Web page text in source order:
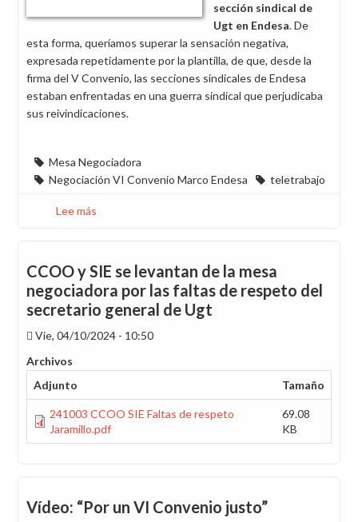
sección sindical de
Ugt en Endesa. De
esta forma, queríamos superar la sensación negativa,
expresada repetidamente por la plantilla, de que, desde la
firma del V Convenio, las secciones sindicales de Endesa
estaban enfrentadas en una guerra sindical que perjudicaba
sus reivindicaciones.
Mesa Negociadora
Negociación VI Convenio Marco Endesa
teletrabajo
Lee más
a
la
sección
sindical
de
CCOO y SIE se levantan de la mesa
negociadora por las faltas de respeto del
secretario general de Ugt
Vie, 04/10/2024 - 10:50
Archivos
Adjunto
Tamaño
241003 CCOO SIE Faltas de respeto
Jaramillo.pdf
69.08
KB
Vídeo: “Por un VI Convenio justo”